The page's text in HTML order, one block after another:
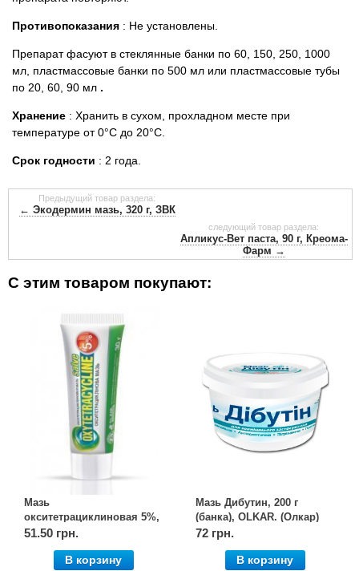
Противопоказания : Не установлены.
Препарат фасуют в стеклянные банки по 60, 150, 250, 1000
мл, пластмассовые банки по 500 мл или пластмассовые тубы
по 20, 60, 90 мл .
Хранение : Хранить в сухом, прохладном месте при
температуре от 0°С до 20°С.
Срок годности : 2 года.
Предыдущий товар раздела:
← Экодермин мазь, 320 г, ЗВК
следующий товар раздела:
Апликус-Вет паста, 90 г, Креома-
Фарм →
С этим товаром покупают:
Мазь
окситетрациклиновая 5%,
30 г, OLKAR. (Олкар)
51.50 грн.
В корзину
Мазь Дибутин, 200 г
(банка), OLKAR. (Олкар)
72 грн.
В корзину